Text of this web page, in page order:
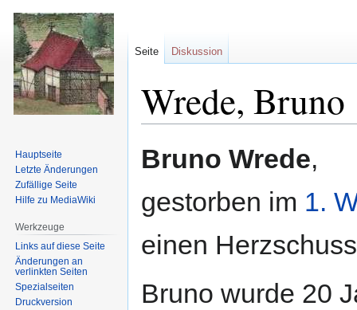
Wrede, Bruno
Navigation
Suche
Bruno Wrede,
gestorben im 1.
einen
Bruno wurde 20
Seite Diskussion
Hauptseite
Letzte Änderungen
Zufällige Seite
Hilfe zu MediaWiki
Werkzeuge
Links auf diese Seite
Änderungen an
verlinkten Seiten
Spezialseiten
Druckversion